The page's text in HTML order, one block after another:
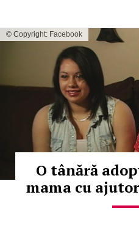
© Copyright: Facebook
O tânără
mama cu